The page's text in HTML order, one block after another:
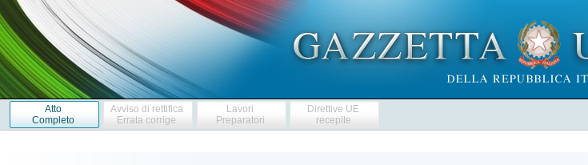
Atto
Completo
Avviso di rettifica
Errata corrige
Lavori
Preparatori
Direttive UE
recepite